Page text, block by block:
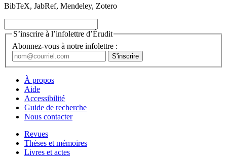
BibTeX, JabRef, Mendeley, Zotero
S’inscrire à l’infolettre d’Érudit
Abonnez-vous à notre infolettre :
À propos
Aide
Accessibilité
Guide de recherche
Nous contacter
Revues
Thèses et mémoires
Livres et actes